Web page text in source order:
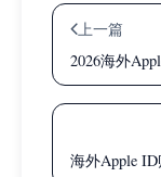
上一篇
2026海外
海外Apple